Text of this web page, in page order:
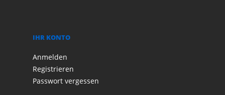
IHR KONTO
Anmelden
Registrieren
Passwort vergessen